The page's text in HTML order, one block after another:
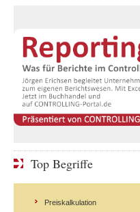
Top Begriffe
Preiskalkulation